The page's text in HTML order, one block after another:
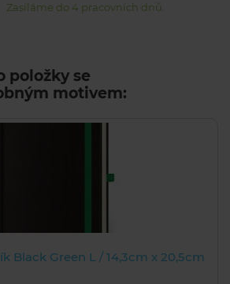
Zasíláme do 4 pracovních dnů.
položky se
motivem:
Black Green L / 14,3cm x 20,5cm